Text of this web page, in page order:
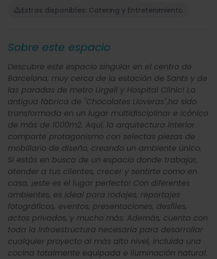
Extras disponibles: Catering y Entretenimiento
Sobre este espacio
Descubre este espacio singular en el centro de
Barcelona, muy cerca de la estación de Sants y de
las paradas de metro Urgell y Hospital Clínic! La
antigua fábrica de "Chocolates Lloveras",ha sido
transformada en un lugar multidisciplinar e icónico
de más de 1000m2. Aquí, la arquitectura interior
comparte protagonismo con selectas piezas de
mobiliario de diseño, creando un ambiente único.
Si estás en busca de un espacio donde trabajar,
atender a tus clientes, crecer y sentirte como en
casa, ¡este es el lugar perfecto! Con diferentes
ambientes, es ideal para rodajes, reportajes
fotográficos, eventos, presentaciones, desfiles,
actos privados, y mucho más. Además, cuenta con
toda la infraestructura necesaria para desarrollar
cualquier proyecto al más alto nivel, incluida una
cocina totalmente equipada e iluminación natural.